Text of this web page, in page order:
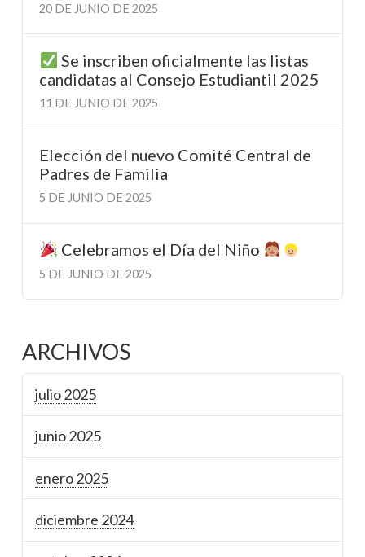
20 DE JUNIO DE 2025
Se inscriben oficialmente las listas
candidatas al Consejo Estudiantil 2025
11 DE JUNIO DE 2025
Elección del nuevo Comité Central de
Padres de Familia
5 DE JUNIO DE 2025
Celebramos el Día del Niño
5 DE JUNIO DE 2025
ARCHIVOS
julio 2025
junio 2025
enero 2025
diciembre 2024